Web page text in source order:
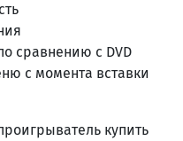
сравнению с DVD
с момента вставки
купить